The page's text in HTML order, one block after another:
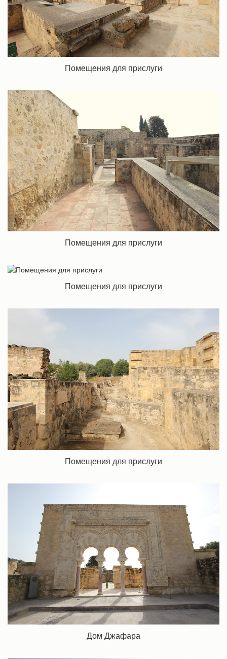
Помещения для прислуги
Помещения для прислуги
Помещения для прислуги
Помещения для прислуги
Дом Джафара